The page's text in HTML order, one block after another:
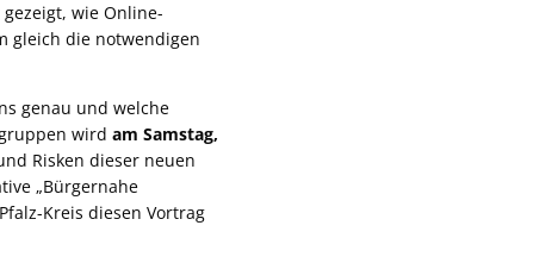
wie Online-
gleich die notwendigen
genau und welche
wird am Samstag,
Risken dieser neuen
„Bürgernahe
Kreis diesen Vortrag